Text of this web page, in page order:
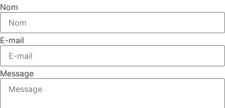
Nom
E-mail
Message